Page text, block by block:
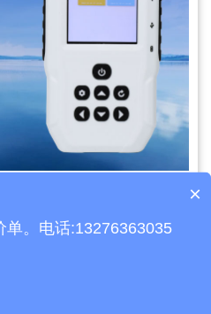
测仪助力农业生产
产品包含安装吗？
×
单。电话:13276363035